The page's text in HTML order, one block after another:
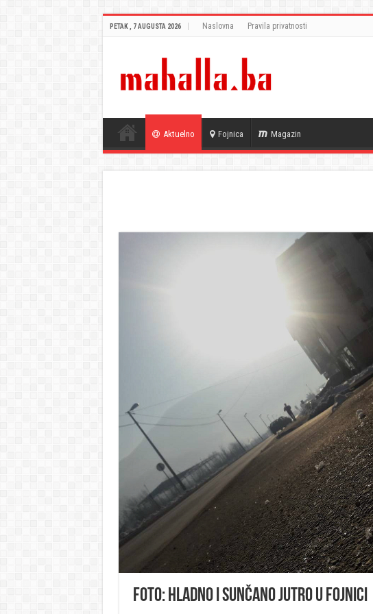
PETAK , 7 AUGUSTA 2026 Naslovna Pravila privatnosti
Aktuelno Fojnica Magazin
FOTO: Hladno i sunčano jutro u Fojnici